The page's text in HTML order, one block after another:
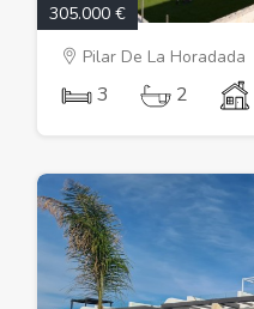
305.000 €
Pilar De La Horadada
3 2